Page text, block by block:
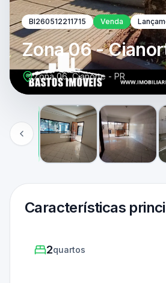
BI260512211715 Venda
Zona 06 -
Zona 06, Cianorte - PR
Características
2quartos